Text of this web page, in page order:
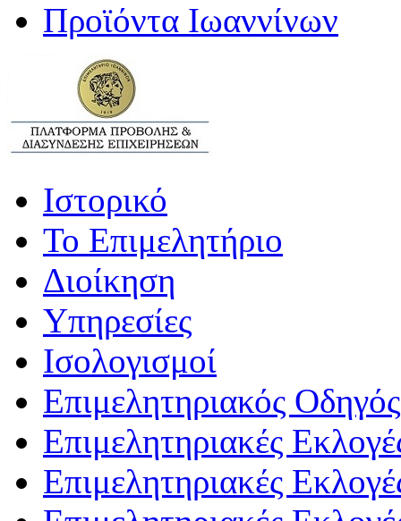
Προϊόντα Ιωαννίνων
Ιστορικό
Το Επιμελητήριο
Διοίκηση
Υπηρεσίες
Ισολογισμοί
Επιμελητηριακός Οδηγός
Επιμελητηριακές
Επιμελητηριακές